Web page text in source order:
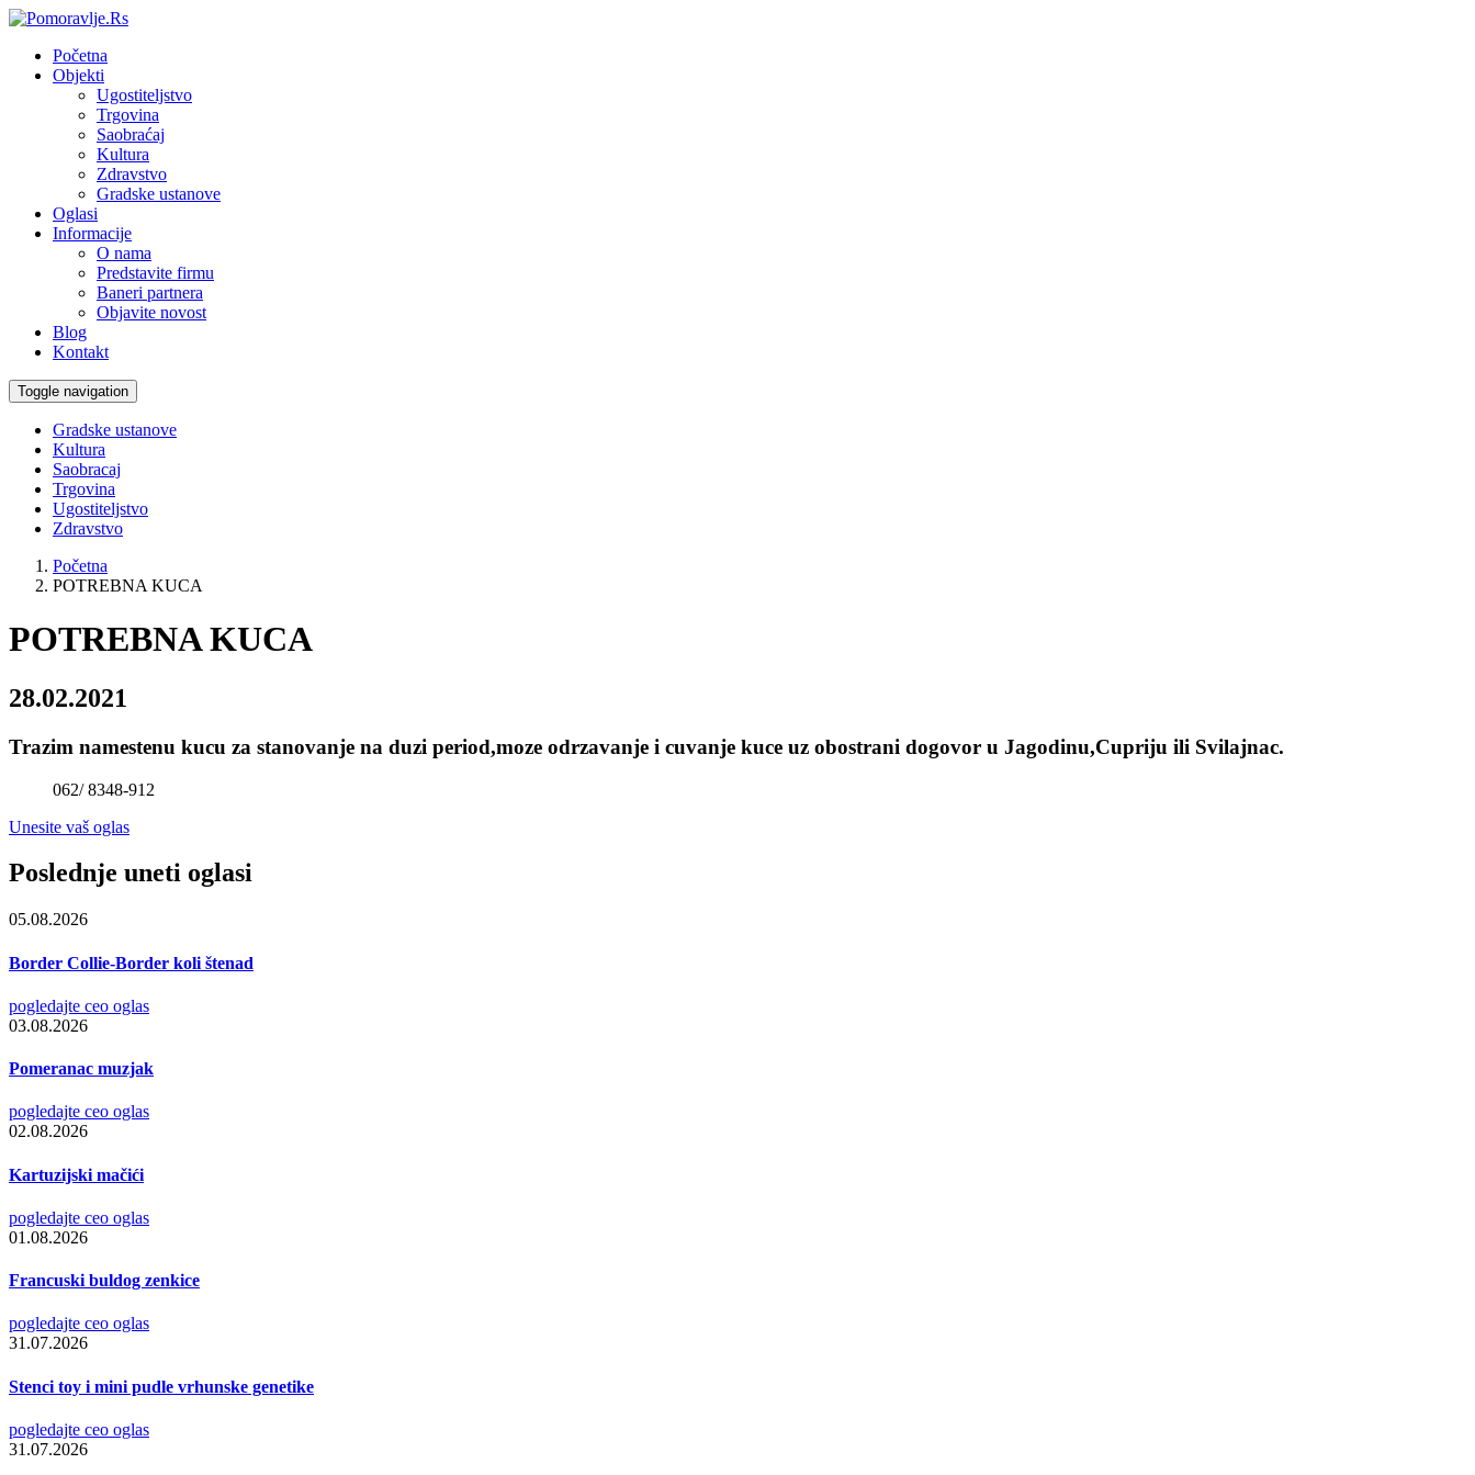
Početna
Objekti
Ugostiteljstvo
Trgovina
Saobraćaj
Kultura
Zdravstvo
Gradske ustanove
Oglasi
Informacije
O nama
Predstavite firmu
Baneri partnera
Objavite novost
Blog
Kontakt
Toggle navigation
Gradske ustanove
Kultura
Saobracaj
Trgovina
Ugostiteljstvo
Zdravstvo
Početna
POTREBNA KUCA
POTREBNA KUCA
28.02.2021
Trazim namestenu kucu za stanovanje na duzi period,moze odrzavanje i cuvanje kuce uz obostrani dogovor u Jagodinu,Cupriju ili Svilajnac.
062/ 8348-912
Unesite vaš oglas
Poslednje uneti oglasi
05.08.2026
Border Collie-Border koli štenad
pogledajte ceo oglas
03.08.2026
Pomeranac muzjak
pogledajte ceo oglas
02.08.2026
Kartuzijski mačići
pogledajte ceo oglas
01.08.2026
Francuski buldog zenkice
pogledajte ceo oglas
31.07.2026
Stenci toy i mini pudle vrhunske genetike
pogledajte ceo oglas
31.07.2026